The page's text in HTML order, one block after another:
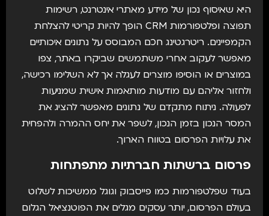
היא שאיסוף נכון של מידע מאתרי אינטרנט, רשימות
תפוצה ופלטפורמות CRM הופך להיות קריטי להצלחת
הקמפיינים. ריטרגטינג חכם המבוסס על נתונים איכותיים
מאפשר לעקוב אחרי משתמשים שביקרו באתר, צפו
במוצרים או הוסיפו מוצרים לעגלה אך לא השלימו רכישה,
ולחזור אליהם עם מודעות מותאמות אישית שמניעות
לפעולה. ניתוח מתקדם של נתונים מאפשר להציג את
המסר הנכון בזמן הנכון, לשפר את יחס ההמרה ולהפחית
את עלויות הפרסום בטווח הארוך.
פרסום ברשתות חברתיות מתפתחות
בעוד שפלטפורמות כמו פייסבוק וגוגל ממשיכות לשלוט
בעולם הפרסום, יותר עסקים מגלים את הפוטנציאל הגלום